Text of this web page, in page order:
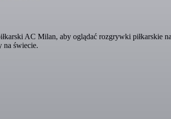
AC Milan, aby oglądać rozgrywki piłkarskie
na świecie.